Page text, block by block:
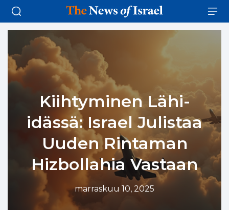
Kiihtyminen Lähi-
idässä: Israel Julistaa
Uuden Rintaman
Hizbollahia Vastaan
marraskuu 10, 2025